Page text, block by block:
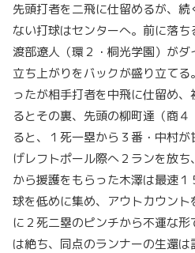
先頭打者を二飛に仕留めるが、
ない打球はセンターへ。前に落
渡部遼人（環２・桐光学園）が
立ち上がりをバックが盛り立て
ったが相手打者を中飛に仕留め
るとその裏、先頭の柳町達（商
ると、１死一塁から３番・中村
げレフトポール際へ２ランを放
から援護をもらった木澤は最速
球を低めに集め、アウトカウン
に２死二塁のピンチから不運な
は絶ち、同点のランナーの生還は